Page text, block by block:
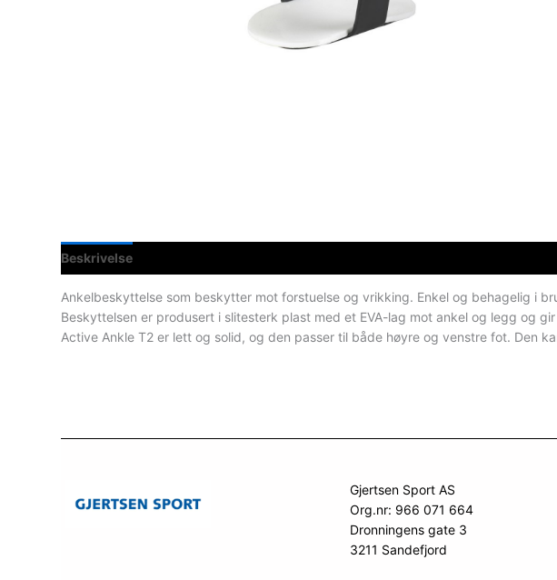
Beskrivelse
Ankelbeskyttelse som beskytter mot forstuelse og vrikking. Enkel og behagelig i
Beskyttelsen er produsert i slitesterk plast med et EVA-lag mot ankel og legg og
Active Ankle T2 er lett og solid, og den passer til både høyre og venstre fot. Den
Gjertsen Sport AS
Org.nr: 966 071 664
Dronningens gate 3
3211 Sandefjord